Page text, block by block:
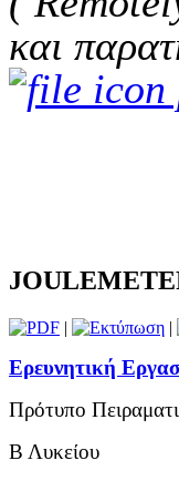
και
| |
Ερευνητική
Πρότυπο
Β Λυκείου